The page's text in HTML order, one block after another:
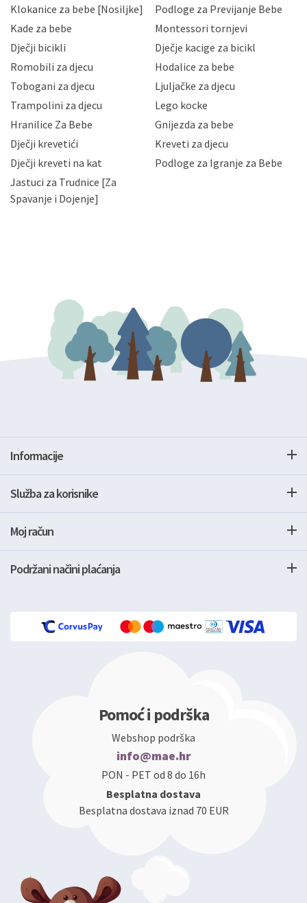
Hrvatske, a uvijek uz primjenu odgovarajućih tehničkih i
sigurnosnih mjera zaštite osobnih podataka od
neovlaštenog pristupa, zlouporabe, otkrivanja,
gubitka ili uništenja. Mae.hr štiti privatnost svojih
korisnika i posjetitelja web stranica, čuva povjerljivost
Vaših osobnih podataka te omogućava pristup i
priopćavanje osobnih podataka samo onim svojim
zaposlenicima kojima su isti potrebni radi provedbe
slučajevima koji su dozvoljeni zakonima. Napominjemo
da možete u svako doba, u potpunosti ili djelomice,
zatražiti prestanak aktivnosti obrade Vaših osobnih
podataka. Opoziv privole možete podnijeti poštom na
gore navedenu adresu ili e-mailom na adresu:
Klokanice za bebe [Nosiljke]
Podloge za Previjanje Bebe
Kade za bebe
Montessori tornjevi
Dječji bicikli
Dječje kacige za bicikl
Romobili za djecu
Hodalice za bebe
Tobogani za djecu
Ljuljačke za djecu
Trampolini za djecu
Lego kocke
Hranilice Za Bebe
Gnijezda za bebe
Dječji krevetići
Kreveti za djecu
Dječji kreveti na kat
Podloge za Igranje za Bebe
Jastuci za Trudnice [Za
Spavanje i Dojenje]
Informacije
Služba za korisnike
Moj račun
Podržani načini plaćanja
Pomoć i podrška
Webshop podrška
info@mae.hr
PON - PET od 8 do 16h
Besplatna dostava
Besplatna dostava iznad 70 EUR